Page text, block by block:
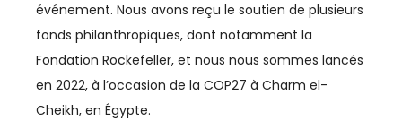
COMMERCE / DISTRIBUTION
COMMERCE INTERNATIONAL
événement. Nous avons reçu le soutien de plusieurs
fonds philanthropiques, dont notamment la
Fondation Rockefeller, et nous nous sommes lancés
en 2022, à l’occasion de la COP27 à Charm el-
Cheikh, en Égypte.